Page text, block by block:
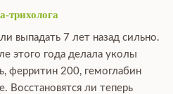
трихолога
выпадать 7 лет назад сильно.
этого года делала уколы
ферритин 200, гемоглабин
ли теперь